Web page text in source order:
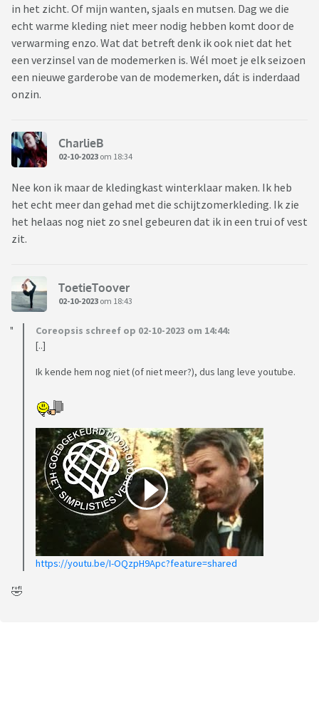
in het zicht. Of mijn wanten, sjaals en mutsen. Dag we die
echt warme kleding niet meer nodig hebben komt door de
verwarming enzo. Wat dat betreft denk ik ook niet dat het
een verzinsel van de modemerken is. Wél moet je elk seizoen
een nieuwe garderobe van de modemerken, dát is inderdaad
onzin.
CharlieB
02-10-2023 om 18:34
Nee kon ik maar de kledingkast winterklaar maken. Ik heb
het echt meer dan gehad met die schijtzomerkleding. Ik zie
het helaas nog niet zo snel gebeuren dat ik in een trui of vest
zit.
ToetieToover
02-10-2023 om 18:43
Coreopsis schreef op 02-10-2023 om 14:44:
[..]
Ik kende hem nog niet (of niet meer?), dus lang leve youtube.
https://youtu.be/I-OQzpH9Apc?feature=shared
🤣